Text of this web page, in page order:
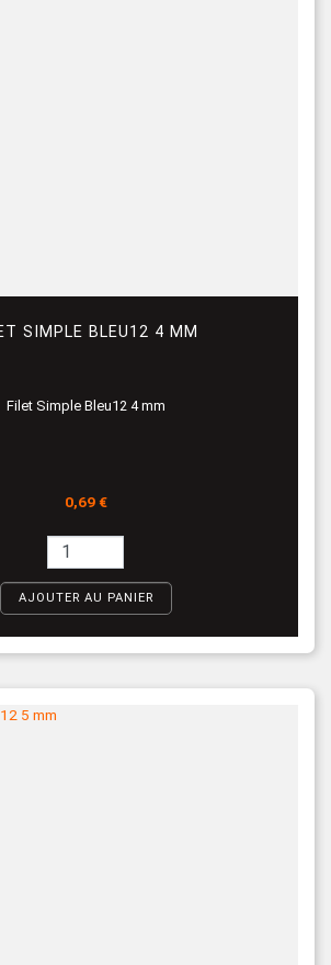
SIMPLE BLEU12 4 MM
Filet Simple Bleu12 4 mm
Prix
0,69 €
AJOUTER AU PANIER